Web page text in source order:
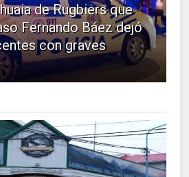
de Rugbiers que
Fernando Báez dejó
con graves